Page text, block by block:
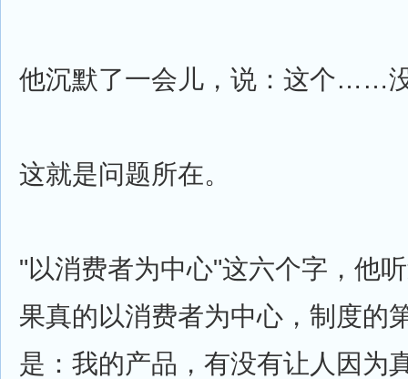
他沉默了一会儿，说：这个……
这就是问题所在。
"以消费者为中心"这六个字，他
果真的以消费者为中心，制度的
是：我的产品，有没有让人因为